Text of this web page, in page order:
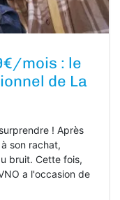
mois : le
de La
! Après
son rachat,
bruit. Cette fois,
a l'occasion de